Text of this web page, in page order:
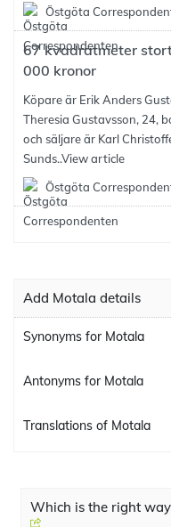
Östgöta
67 kvadratmeter
000 kronor
Köpare är Erik Anders
Theresia Gustavsson, 24,
och säljare är Karl
Sunds..View article
Östgöta
Add Motala details
Synonyms for Motala
Antonyms for Motala
Translations of Motala
Which is the right